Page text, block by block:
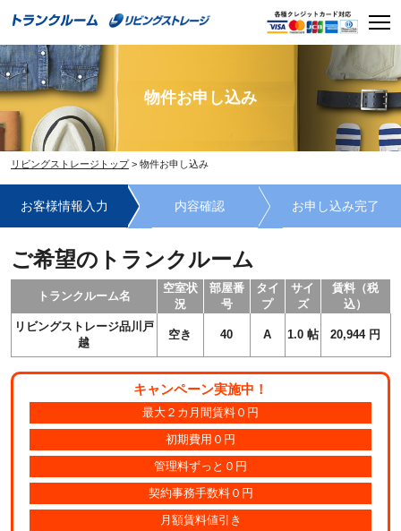
content
物件お申し込み
リビングストレージトップ> 物件お申し込み
お客様情報入力 内容確認 お申し込み完了
ご希望のトランクルーム
トランクルーム名
空室状
況
部屋番
号
タイ
プ
サイ
ズ
賃料（税
込）
リビングストレージ品川戸
越
空き 40 A 1.0 帖 20,944 円
キャンペーン実施中！
最大２カ月間賃料０円
初期費用０円
管理料ずっと０円
契約事務手数料０円
月額賃料値引き